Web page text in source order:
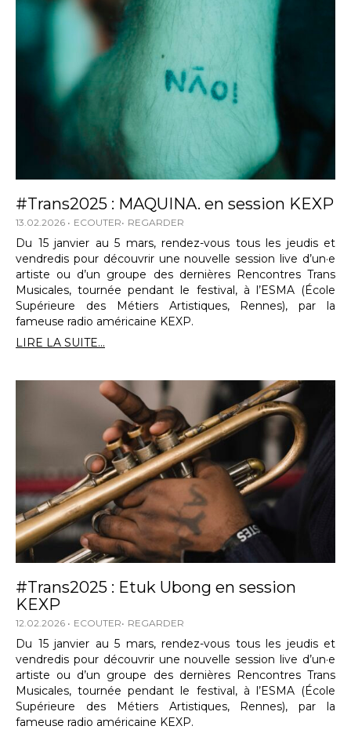
#Trans2025 : MAQUINA. en session KEXP
13.02.2026 ECOUTER REGARDER
Du 15 janvier au 5 mars, rendez-vous tous les jeudis et
vendredis pour découvrir une nouvelle session live d’un·e
artiste ou d’un groupe des dernières Rencontres Trans
Musicales, tournée pendant le festival, à l’ESMA (École
Supérieure des Métiers Artistiques, Rennes), par la
fameuse radio américaine KEXP.
LIRE LA SUITE...
#Trans2025 : Etuk Ubong en session
KEXP
12.02.2026 ECOUTER REGARDER
Du 15 janvier au 5 mars, rendez-vous tous les jeudis et
vendredis pour découvrir une nouvelle session live d’un·e
artiste ou d’un groupe des dernières Rencontres Trans
Musicales, tournée pendant le festival, à l’ESMA (École
Supérieure des Métiers Artistiques, Rennes), par la
fameuse radio américaine KEXP.